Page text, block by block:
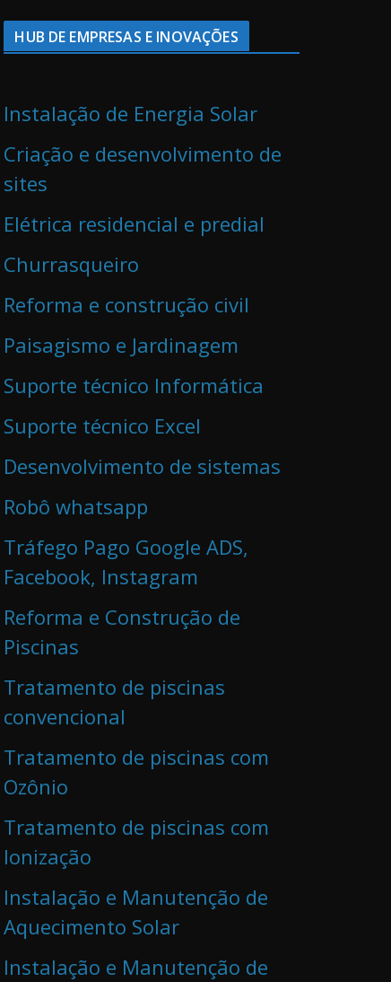
HUB DE EMPRESAS E INOVAÇÕES
Instalação de Energia Solar
Criação e desenvolvimento de
sites
Elétrica residencial e predial
Churrasqueiro
Reforma e construção civil
Paisagismo e Jardinagem
Suporte técnico Informática
Suporte técnico Excel
Desenvolvimento de sistemas
Robô whatsapp
Tráfego Pago Google ADS,
Facebook, Instagram
Reforma e Construção de
Piscinas
Tratamento de piscinas
convencional
Tratamento de piscinas com
Ozônio
Tratamento de piscinas com
Ionização
Instalação e Manutenção de
Aquecimento Solar
Instalação e Manutenção de